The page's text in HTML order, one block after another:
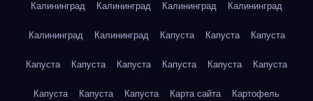
Калининград Калининград Калининград Калининград
Калининград Калининград Капуста Капуста Капуста
Капуста Капуста Капуста Капуста Капуста Капуста
Капуста Капуста Капуста Карта сайта Картофель